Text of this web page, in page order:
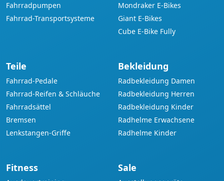
Fahrradpumpen
Fahrrad-Transportsysteme
Mondraker E-Bikes
Giant E-Bikes
Cube E-Bike Fully
Teile
Fahrrad-Pedale
Fahrrad-Reifen & Schläuche
Fahrradsättel
Bremsen
Lenkstangen-Griffe
Bekleidung
Radbekleidung Damen
Radbekleidung Herren
Radbekleidung Kinder
Radhelme Erwachsene
Radhelme Kinder
Fitness Sale